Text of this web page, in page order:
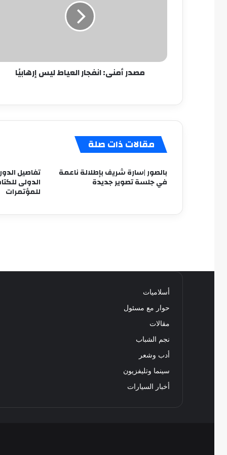
مصدر أمنى: انفجار العياط ليس إرهابيًا
مقالات ذات صلة
بالصور |سارة شريف بإطلالة ناعمة
في جلسة تصوير جديدة الدولى
للمؤتمرات
أسلاميات
حوار مع مسئول
مقالات
نجم الشباب
أدب وشعر
سينما وتليفزيون
أخبار السيارات